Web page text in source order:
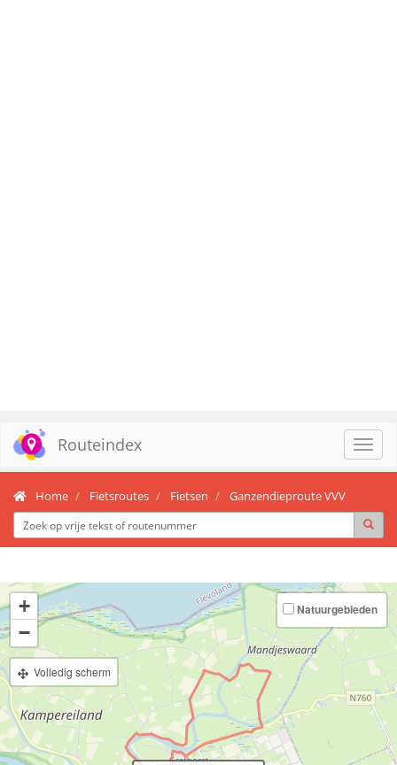
Routeindex
Home Fietsroutes Fietsen Ganzendieproute VVV
+
−
Volledig scherm
Natuurgebieden